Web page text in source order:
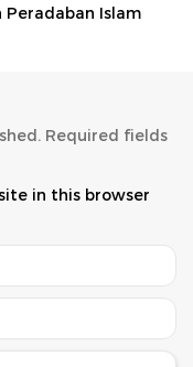
Peradaban Islam
Required fields
in this browser